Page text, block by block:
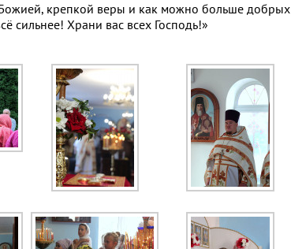
крепкой веры и как можно больше добрых
сильнее! Храни вас всех Господь!»